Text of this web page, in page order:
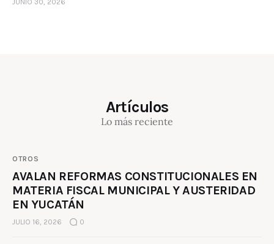
JUNIO 30, 2026
Artículos
Lo más reciente
OTROS
AVALAN REFORMAS CONSTITUCIONALES EN
MATERIA FISCAL MUNICIPAL Y AUSTERIDAD
EN YUCATÁN
JULIO 16, 2026 0